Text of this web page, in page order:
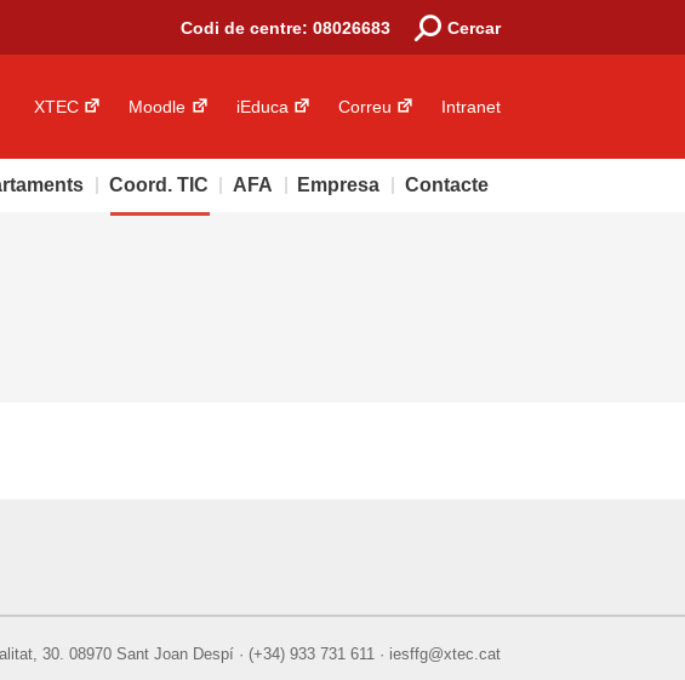
Codi de centre: 08026683 Search:Cercar
XTEC Moodle iEduca Correu Intranet
Coord. TIC AFA Empresa Contacte
30. 08970 Sant Joan Despí · (+34) 933 731 611 · iesffg@xtec.cat